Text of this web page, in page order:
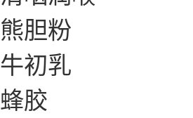
熊胆粉
牛初乳
蜂胶